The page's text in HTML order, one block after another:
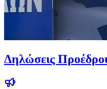
Δηλώσεις